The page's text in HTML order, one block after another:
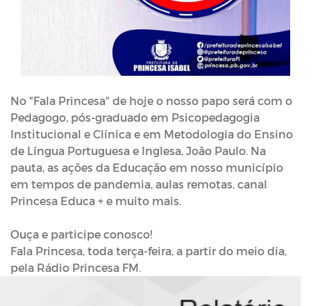
No "Fala Princesa" de hoje o nosso papo será com o
Pedagogo, pós-graduado em Psicopedagogia
Institucional e Clínica e em Metodologia do Ensino
de Língua Portuguesa e Inglesa, João Paulo. Na
pauta, as ações da Educação em nosso município
em tempos de pandemia, aulas remotas, canal
Princesa Educa + e muito mais.
Ouça e participe conosco!
Fala Princesa, toda terça-feira, a partir do meio dia,
pela Rádio Princesa FM.